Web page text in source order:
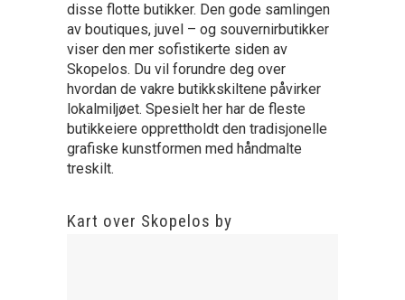
disse flotte butikker. Den gode samlingen
av boutiques, juvel – og souvernirbutikker
viser den mer sofistikerte siden av
Skopelos. Du vil forundre deg over
hvordan de vakre butikkskiltene påvirker
lokalmiljøet. Spesielt her har de fleste
butikkeiere opprettholdt den tradisjonelle
grafiske kunstformen med håndmalte
treskilt.
Kart over Skopelos by